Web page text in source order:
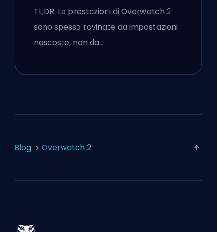
Impostazioni
TL;DR: Le prestazioni di Overwatch 2
sono spesso rovinate da impostazioni
nascoste, non da…
Blog Overwatch 2